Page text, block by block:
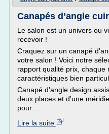
Canapés d’angle
Le salon est un univers ou
recevoir !
Craquez sur un canapé
votre salon ! Voici notre
rapport qualité prix, chaque
caractéristiques bien
Canapé d'angle design
deux places et d'une
pour...
Lire la suite